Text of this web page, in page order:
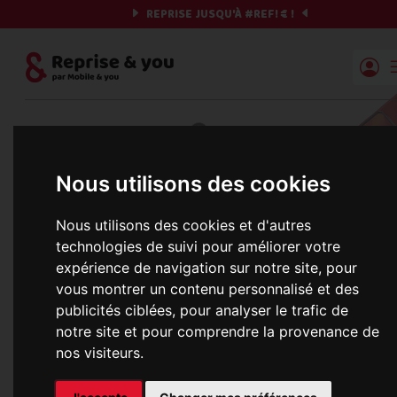
Nous utilisons des cookies
Nous utilisons des cookies et d'autres
technologies de suivi pour améliorer votre
expérience de navigation sur notre site, pour
vous montrer un contenu personnalisé et des
publicités ciblées, pour analyser le trafic de
notre site et pour comprendre la provenance de
nos visiteurs.
REPRISE JUSQU'À #REF!€ !
Reprise | Mobile & you
Préparez votre chrono et vos informations,
c'est parti !
Nous récupérons les meilleures
Une erreur est survenue :